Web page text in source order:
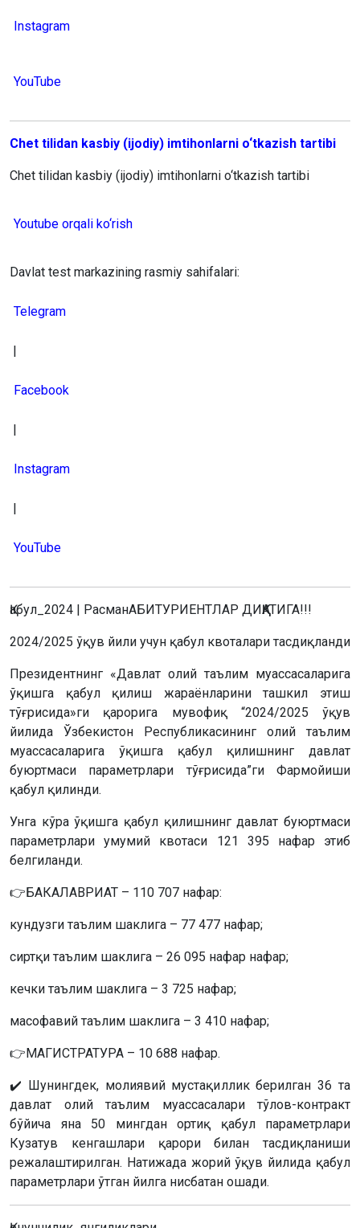
Instagram
YouTube
Chet tilidan kasbiy (ijodiy) imtihonlarni o‘tkazish tartibi
Chet tilidan kasbiy (ijodiy) imtihonlarni o‘tkazish tartibi
Youtube orqali ko‘rish
Davlat test markazining rasmiy sahifalari:
Telegram
|
Facebook
|
Instagram
|
YouTube
Қабул_2024 | РасманАБИТУРИЕНТЛАР ДИҚҚАТИГА!!!
2024/2025 ўқув йили учун қабул квоталари тасдиқланди
Президентнинг «Давлат олий таълим муассасаларига
ўқишга қабул қилиш жараёнларини ташкил этиш
тўғрисида»ги қарорига мувофиқ “2024/2025 ўқув
йилида Ўзбекистон Республикасининг олий таълим
муассасаларига ўқишга қабул қилишнинг давлат
буюртмаси параметрлари тўғрисида”ги Фармойиши
қабул қилинди.
Унга кўра ўқишга қабул қилишнинг давлат буюртмаси
параметрлари умумий квотаси 121 395 нафар этиб
белгиланди.
👉БАКАЛАВРИАТ – 110 707 нафар:
кундузги таълим шаклига – 77 477 нафар;
сиртқи таълим шаклига – 26 095 нафар нафар;
кечки таълим шаклига – 3 725 нафар;
масофавий таълим шаклига – 3 410 нафар;
👉МАГИСТРАТУРА – 10 688 нафар.
✔️ Шунингдек, молиявий мустақиллик берилган 36 та
давлат олий таълим муассасалари тўлов-контракт
бўйича яна 50 мингдан ортиқ қабул параметрлари
Кузатув кенгашлари қарори билан тасдиқланиши
режалаштирилган. Натижада жорий ўқув йилида қабул
параметрлари ўтган йилга нисбатан ошади.